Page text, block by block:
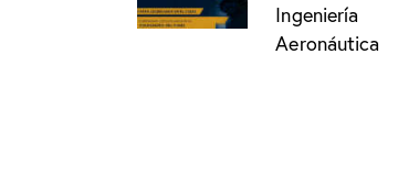
Ingeniería
Aeronáutica